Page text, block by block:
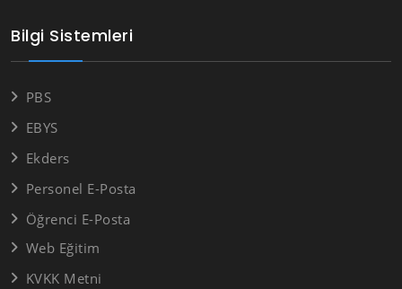
Bilgi Sistemleri
PBS
EBYS
Ekders
Personel E-Posta
Öğrenci E-Posta
Web Eğitim
KVKK Metni